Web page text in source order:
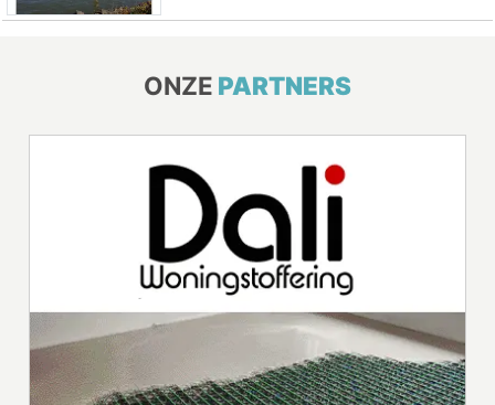
ONZE PARTNERS